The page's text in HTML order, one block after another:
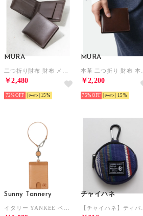
MURA
￥2,480
72% 15
MURA
￥2,200
75% 15
Sunny Tannery チャイハネ